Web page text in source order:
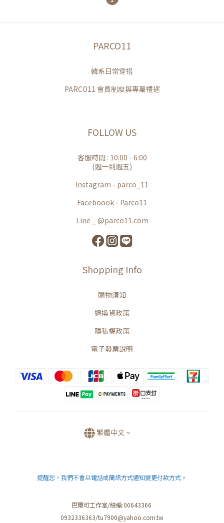
PARCO11
韓系日常穿搭
PARCO11 會員制度與專屬禮遇
FOLLOW US
客服時間 : 10:00 - 6:00
(週一到週五)
Instagram - parco_11
Faceboook - Parco11
Line _ @parco11.com
Shopping Info
購物須知
退換貨政策
隱私權政策
電子發票說明
繁體中文
提醒您，我們不會以電話或簡訊方式通知變更付款方式。
巴爾可工作室/統編:00643366
0932336363/tu7900@yahoo.com.tw